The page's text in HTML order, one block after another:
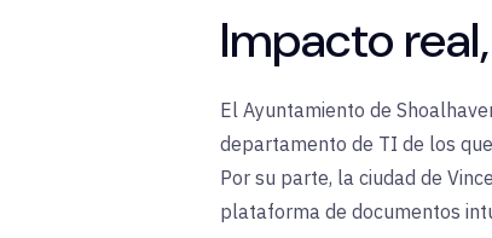
Impacto
El Ayuntamiento de
departamento de TI de los
Por su parte, la ciudad de
plataforma de documentos